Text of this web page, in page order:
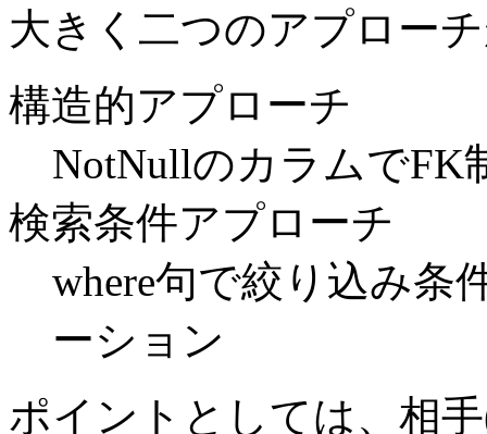
大きく二つのアプロー
構造的アプローチ
NotNullのカラムでFK
検索条件アプローチ
where句で絞り込み条
ーション
ポイントとしては、相